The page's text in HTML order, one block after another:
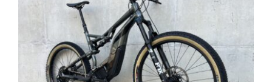
Cannondale Moterra SE Fully/Bosch
Performance Line CX/Fox/Mint az
Új